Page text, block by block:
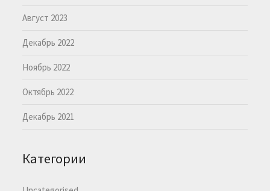
Август 2023
Декабрь 2022
Ноябрь 2022
Октябрь 2022
Декабрь 2021
Категории